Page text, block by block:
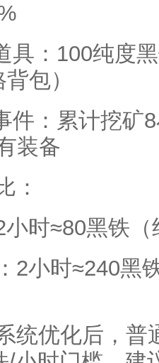
具：100纯度
包）
件：累计挖矿
装备
：
时≈80黑铁（
2小时≈240黑
统优化后，普